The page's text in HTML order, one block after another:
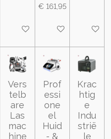
In winkelwagen
€ 161,95
In winkelwagen
In
Vers
telb
are
Las
mac
hine
Prof
essi
one
el
Huid
- &
Krac
htig
e
Indu
strië
le